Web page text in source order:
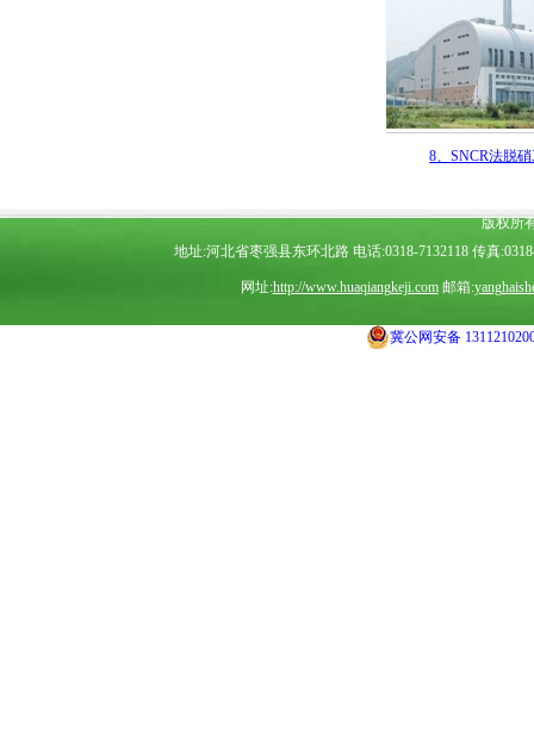
8、SNCR法脱硝工程
版权所
地址:河北省枣强县东环北路 电话:0318-7132118 传真
网址:http://www.huaqiangkeji.com邮箱:
冀公网安备